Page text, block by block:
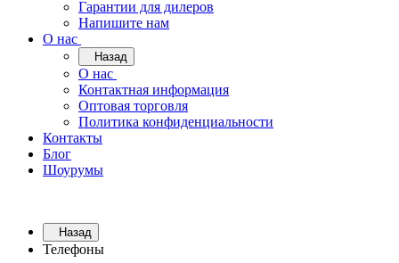
Гарантии для дилеров
Напишите нам
О нас
Назад
О нас
Контактная информация
Оптовая торговля
Политика конфиденциальности
Контакты
Блог
Шоурумы
Назад
Телефоны